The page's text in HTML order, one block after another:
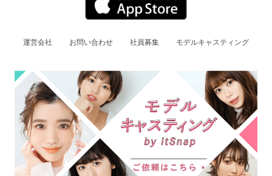
運営会社 お問い合わせ 社員募集 モデルキャスティング